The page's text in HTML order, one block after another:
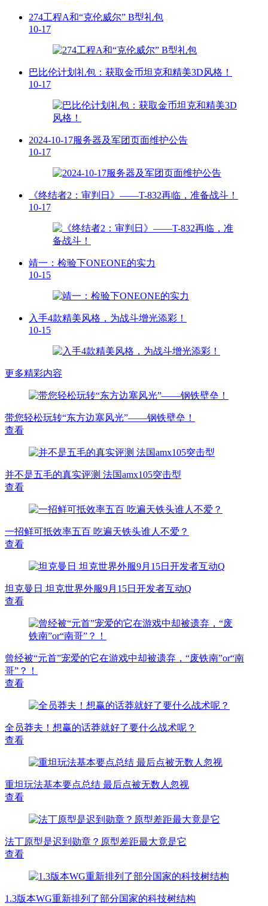
274工程A和“克伦威尔” B型礼包
10-17
巴比伦计划礼包：获取金币坦克和精美3D风格！
10-17
2024-10-17服务器及军团页面维护公告
10-17
《终结者2：审判日》——T-832再临，准备战斗！
10-17
靖一：检验下ONEONE的实力
10-15
入手4款精美风格，为战斗增光添彩！
10-15
更多精彩内容
带您轻松玩转“东方边塞风光”——钢铁壁垒！
查看
并不是五毛的真实评测 法国amx105突击型
查看
一招鲜可抵效率五百 吃遍天铁头谁人不爱？
查看
坦克曼日 坦克世界外服9月15日开发者互动Q
查看
曾经被“元首”宠爱的它在游戏中却被遗弃，“废铁南”or“南
哥”？！
查看
全员莽夫！想赢的话莽就好了要什么战术呢？
查看
重坦玩法基本要点总结 最后点被无数人忽视
查看
法丁原型是迟到勋章？原型差距最大竟是它
查看
1.3版本WG重新排列了部分国家的科技树结构